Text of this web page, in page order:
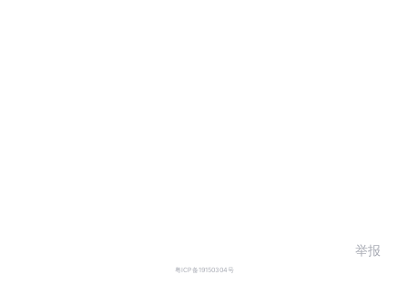
粤ICP备19150304号
举报